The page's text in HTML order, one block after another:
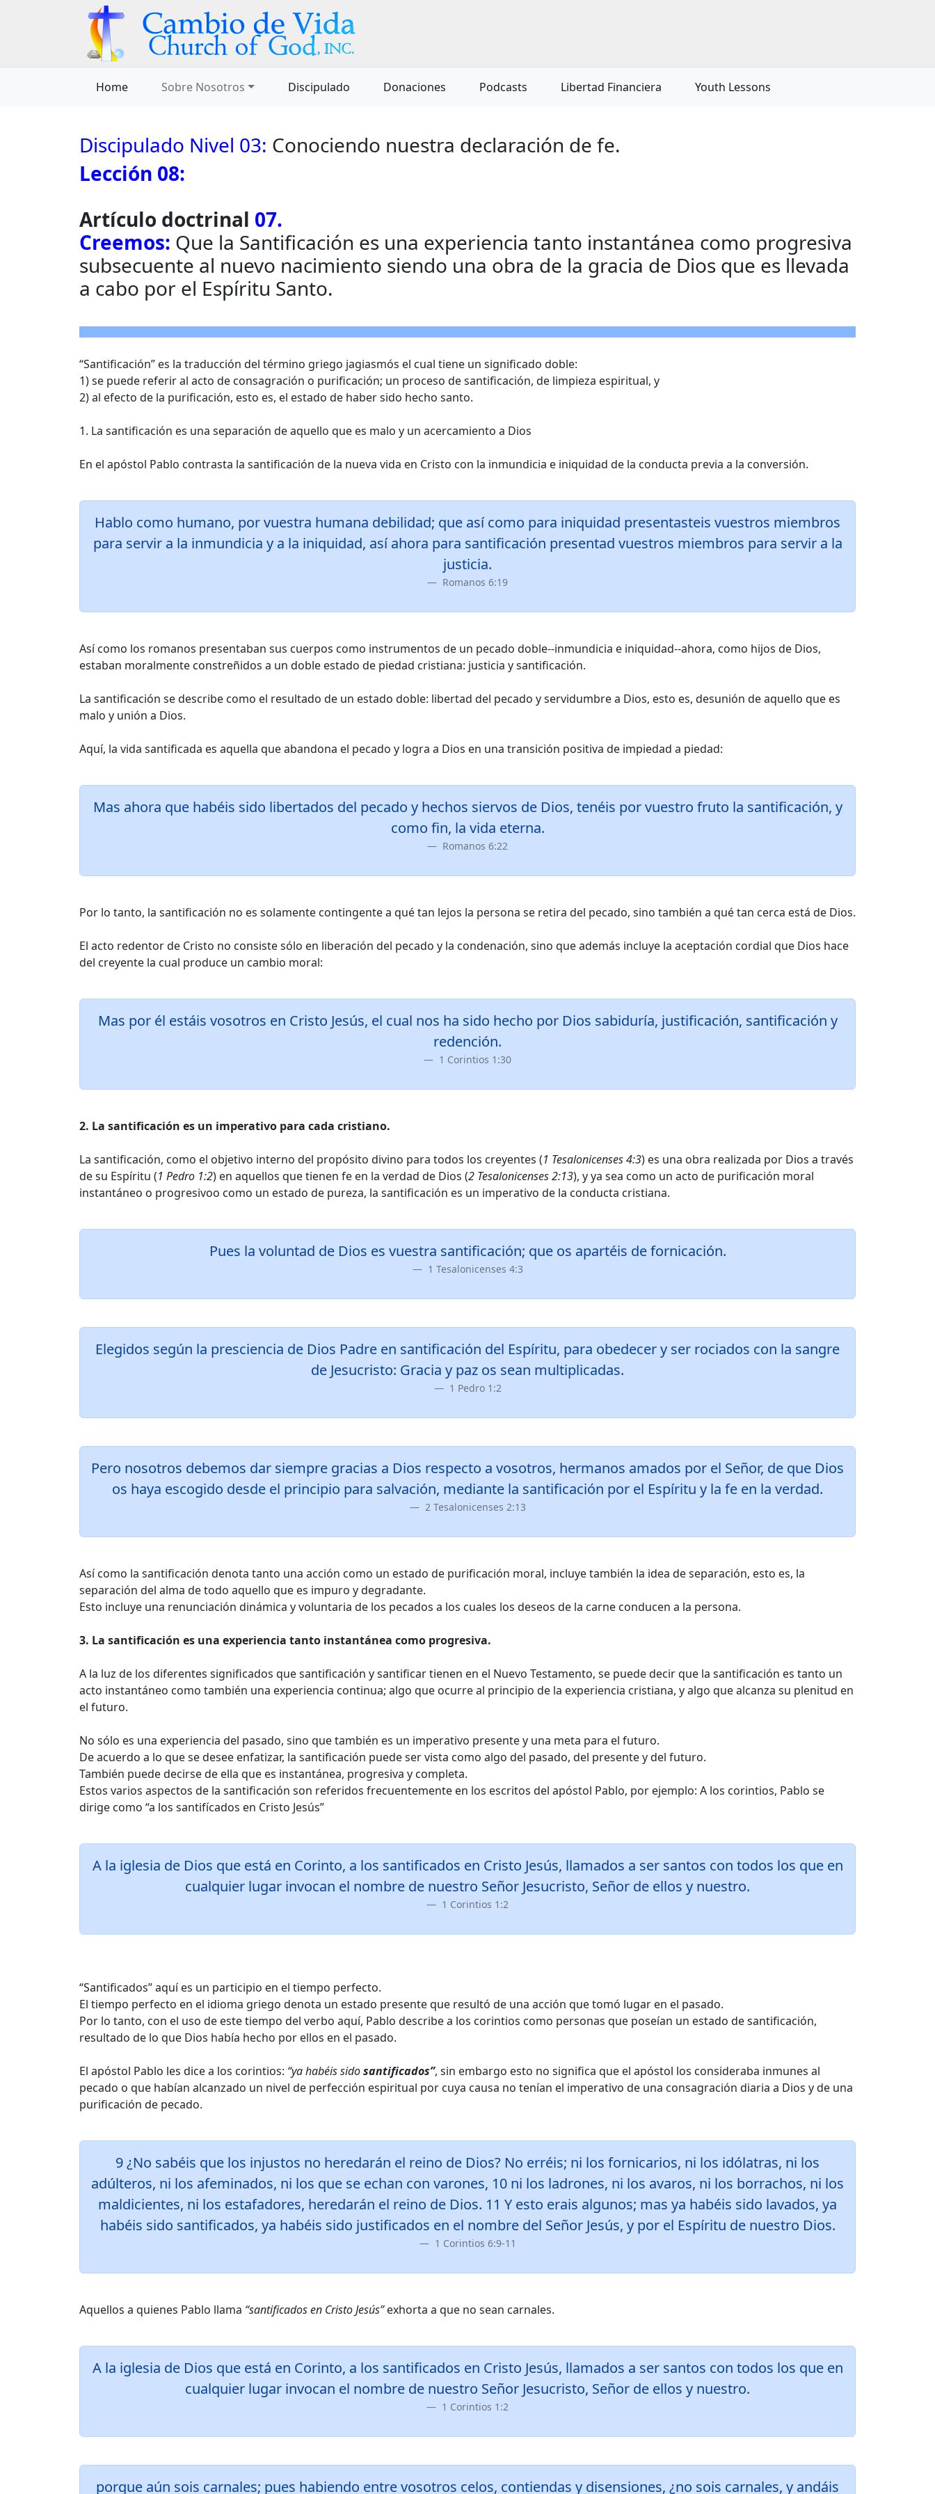
Home Sobre Nosotros Discipulado Donaciones Podcasts Libertad Financiera Youth Lessons
Discipulado Nivel 03: Conociendo nuestra declaración de fe.
Lección 08:
Artículo doctrinal 07.
Creemos: Que la Santificación es una experiencia tanto instantánea como progresiva
subsecuente al nuevo nacimiento siendo una obra de la gracia de Dios que es llevada
a cabo por el Espíritu Santo.
“Santificación” es la traducción del término griego jagiasmós el cual tiene un significado doble:
1) se puede referir al acto de consagración o purificación; un proceso de santificación, de limpieza espiritual, y
2) al efecto de la purificación, esto es, el estado de haber sido hecho santo.
1. La santificación es una separación de aquello que es malo y un acercamiento a Dios
En el apóstol Pablo contrasta la santificación de la nueva vida en Cristo con la inmundicia e iniquidad de la conducta previa a la conversión.
Hablo como humano, por vuestra humana debilidad; que así como para iniquidad presentasteis vuestros miembros
para servir a la inmundicia y a la iniquidad, así ahora para santificación presentad vuestros miembros para servir a la
justicia.
Romanos 6:19
Así como los romanos presentaban sus cuerpos como instrumentos de un pecado doble--inmundicia e iniquidad--ahora, como hijos de Dios,
estaban moralmente constreñidos a un doble estado de piedad cristiana: justicia y santificación.
La santificación se describe como el resultado de un estado doble: libertad del pecado y servidumbre a Dios, esto es, desunión de aquello que es
malo y unión a Dios.
Aquí, la vida santificada es aquella que abandona el pecado y logra a Dios en una transición positiva de impiedad a piedad:
Mas ahora que habéis sido libertados del pecado y hechos siervos de Dios, tenéis por vuestro fruto la santificación, y
como fin, la vida eterna.
Romanos 6:22
Por lo tanto, la santificación no es solamente contingente a qué tan lejos la persona se retira del pecado, sino también a qué tan cerca está de Dios.
El acto redentor de Cristo no consiste sólo en liberación del pecado y la condenación, sino que además incluye la aceptación cordial que Dios hace
del creyente la cual produce un cambio moral:
Mas por él estáis vosotros en Cristo Jesús, el cual nos ha sido hecho por Dios sabiduría, justificación, santificación y
redención.
1 Corintios 1:30
2. La santificación es un imperativo para cada cristiano.
La santificación, como el objetivo interno del propósito divino para todos los creyentes (1 Tesalonicenses 4:3) es una obra realizada por Dios a través
de su Espíritu (1 Pedro 1:2) en aquellos que tienen fe en la verdad de Dios (2 Tesalonicenses 2:13), y ya sea como un acto de purificación moral
instantáneo o progresivoo como un estado de pureza, la santificación es un imperativo de la conducta cristiana.
Pues la voluntad de Dios es vuestra santificación; que os apartéis de fornicación.
1 Tesalonicenses 4:3
Elegidos según la presciencia de Dios Padre en santificación del Espíritu, para obedecer y ser rociados con la sangre
de Jesucristo: Gracia y paz os sean multiplicadas.
1 Pedro 1:2
Pero nosotros debemos dar siempre gracias a Dios respecto a vosotros, hermanos amados por el Señor, de que Dios
os haya escogido desde el principio para salvación, mediante la santificación por el Espíritu y la fe en la verdad.
2 Tesalonicenses 2:13
Así como la santificación denota tanto una acción como un estado de purificación moral, incluye también la idea de separación, esto es, la
separación del alma de todo aquello que es impuro y degradante.
Esto incluye una renunciación dinámica y voluntaria de los pecados a los cuales los deseos de la carne conducen a la persona.
3. La santificación es una experiencia tanto instantánea como progresiva.
A la luz de los diferentes significados que santificación y santificar tienen en el Nuevo Testamento, se puede decir que la santificación es tanto un
acto instantáneo como también una experiencia continua; algo que ocurre al principio de la experiencia cristiana, y algo que alcanza su plenitud en
el futuro.
No sólo es una experiencia del pasado, sino que también es un imperativo presente y una meta para el futuro.
De acuerdo a lo que se desee enfatizar, la santificación puede ser vista como algo del pasado, del presente y del futuro.
También puede decirse de ella que es instantánea, progresiva y completa.
Estos varios aspectos de la santificación son referidos frecuentemente en los escritos del apóstol Pablo, por ejemplo: A los corintios, Pablo se
dirige como “a los santifícados en Cristo Jesús”
A la iglesia de Dios que está en Corinto, a los santificados en Cristo Jesús, llamados a ser santos con todos los que en
cualquier lugar invocan el nombre de nuestro Señor Jesucristo, Señor de ellos y nuestro.
1 Corintios 1:2
“Santificados” aquí es un participio en el tiempo perfecto.
El tiempo perfecto en el idioma griego denota un estado presente que resultó de una acción que tomó lugar en el pasado.
Por lo tanto, con el uso de este tiempo del verbo aquí, Pablo describe a los corintios como personas que poseían un estado de santificación,
resultado de lo que Dios había hecho por ellos en el pasado.
El apóstol Pablo les dice a los corintios: “ya habéis sidosantificados”, sin embargo esto no significa que el apóstol los consideraba inmunes al
pecado o que habían alcanzado un nivel de perfección espiritual por cuya causa no tenían el imperativo de una consagración diaria a Dios y de una
purificación de pecado.
9 ¿No sabéis que los injustos no heredarán el reino de Dios? No erréis; ni los fornicarios, ni los idólatras, ni los
adúlteros, ni los afeminados, ni los que se echan con varones, 10 ni los ladrones, ni los avaros, ni los borrachos, ni los
maldicientes, ni los estafadores, heredarán el reino de Dios. 11 Y esto erais algunos; mas ya habéis sido lavados, ya
habéis sido santificados, ya habéis sido justificados en el nombre del Señor Jesús, y por el Espíritu de nuestro Dios.
1 Corintios 6:9-11
Aquellos a quienes Pablo llama “santificados en Cristo Jesús”exhorta a que no sean carnales.
A la iglesia de Dios que está en Corinto, a los santificados en Cristo Jesús, llamados a ser santos con todos los que en
cualquier lugar invocan el nombre de nuestro Señor Jesucristo, Señor de ellos y nuestro.
1 Corintios 1:2
porque aún sois carnales; pues habiendo entre vosotros celos, contiendas y disensiones, ¿no sois carnales, y andáis